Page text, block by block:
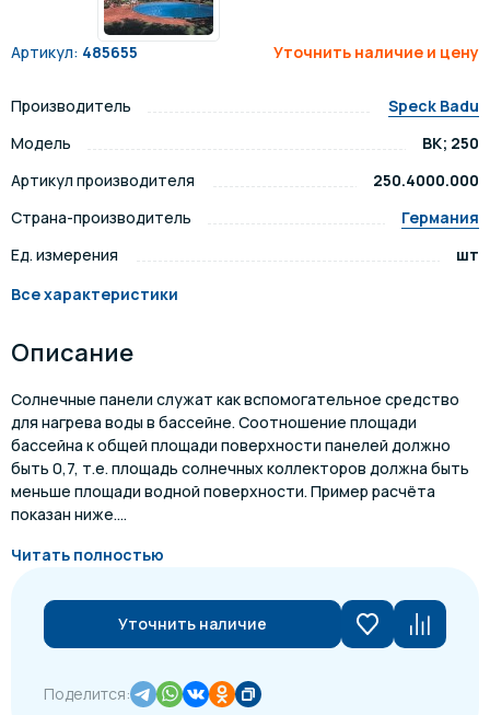
Артикул: 485655 Уточнить наличие и цену
Производитель
Speck Badu
Модель
BK; 250
Артикул производителя
250.4000.000
Страна-производитель
Германия
Ед. измерения
шт
Все характеристики
Описание
Солнечные панели служат как вспомогательное средство
для нагрева воды в бассейне. Соотношение площади
бассейна к общей площади поверхности панелей должно
быть 0,7, т.е. площадь солнечных коллекторов должна быть
меньше площади водной поверхности. Пример расчёта
показан ниже....
Читать полностью
Уточнить наличие
Поделится: